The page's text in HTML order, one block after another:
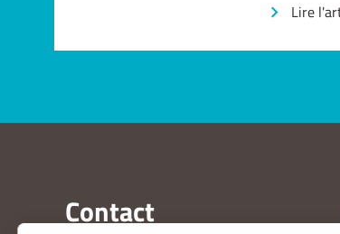
Lire
Contact